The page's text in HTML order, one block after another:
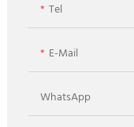
Tel
E-Mail
WhatsApp